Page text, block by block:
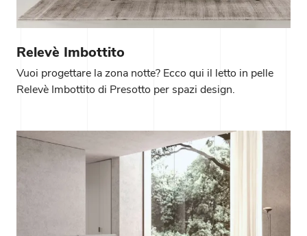
Relevè Imbottito
Vuoi progettare la zona notte? Ecco qui il letto in pelle
Relevè Imbottito di Presotto per spazi design.